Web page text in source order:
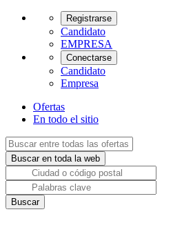
Registrarse
Candidato
EMPRESA
Conectarse
Candidato
Empresa
Ofertas
En todo el sitio